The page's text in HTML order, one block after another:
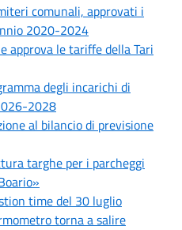
comunali, approvati i
2020-2024
approva le tariffe della Tari
degli incarichi di
2028
al bilancio di previsione
targhe per i parcheggi
time del 30 luglio
torna a salire